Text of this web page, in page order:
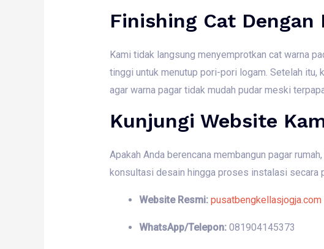
Finishing Cat Dengan
Kami tidak langsung menyemprotkan cat warna
tinggi untuk menutup pori-pori logam. Setelah itu,
agar warna pagar tidak mudah pudar meski
Kunjungi Website
Apakah Anda berencana membangun pagar
konsultasi desain hingga proses instalasi secara
Website Resmi: pusatbengkellasjogja.com
WhatsApp/Telepon:081904145373